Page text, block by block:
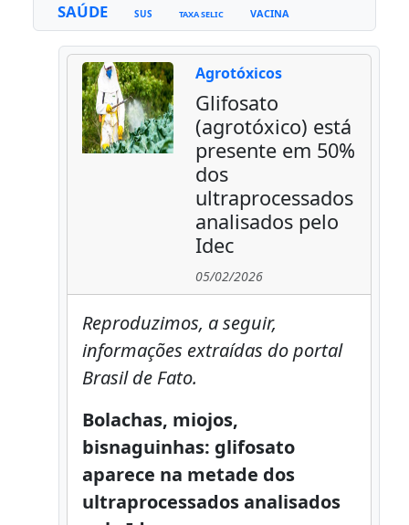
SAÚDE SUS TAXA SELIC VACINA
Agrotóxicos
Glifosato
(agrotóxico) está
presente em 50%
dos
ultraprocessados
analisados pelo
Idec
05/02/2026
Reproduzimos, a seguir,
informações extraídas do portal
Brasil de Fato.
Bolachas, miojos,
bisnaguinhas: glifosato
aparece na metade dos
ultraprocessados analisados